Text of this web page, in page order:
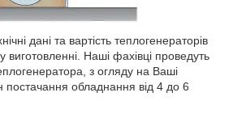
дані та вартість теплогенераторів
виготовленні. Наші фахівці проведуть
з огляду на Ваші
постачання обладнання від 4 до 6